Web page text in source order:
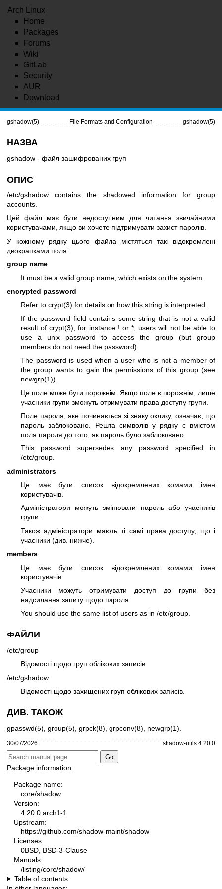
Arch Linux
Home
Packages
Forums
Wiki
GitLab
Security
AUR
Download
gshadow(5) File Formats and Configuration gshadow(5)
НАЗВА
gshadow - файл зашифрованих груп
ОПИС
/etc/gshadow contains the shadowed information for group
accounts.
Цей файл має бути недоступним для читання звичайними
користувачами, якщо ви хочете підтримувати захист паролів.
У кожному рядку цього файла містяться такі відокремлені
двокрапками поля:
group name
It must be a valid group name, which exists on the system.
encrypted password
Refer to crypt(3) for details on how this string is interpreted.
If the password field contains some string that is not a valid
result ofcrypt(3) , for instance ! or *, users will not be able to
use a unix password to access the group (but group
members do not need the password).
The password is used when a user who is not a member of
the group wants to gain the permissions of this group (see
newgrp(1)).
Це поле може бути порожнім. Якщо поле є порожнім, лише
учасники групи зможуть отримувати права доступу групи.
Поле пароля, яке починається зі знаку оклику, означає, що
пароль заблоковано. Решта символів у рядку є вмістом
поля пароля до того, як пароль було заблоковано.
This password supersedes any password specified in
/etc/group.
administrators
Це має бути список відокремлених комами імен
користувачів.
Адміністратори можуть змінювати пароль або учасників
групи.
Також адміністратори мають ті самі права доступу, що і
учасники (див. нижче).
members
Це має бути список відокремлених комами імен
користувачів.
Учасники можуть отримувати доступ до групи без
надсилання запиту щодо пароля.
You should use the same list of users as in /etc/group.
ФАЙЛИ
/etc/group
Відомості щодо груп облікових записів.
/etc/gshadow
Відомості щодо захищених груп облікових записів.
ДИВ. ТАКОЖ
gpasswd(5) group(5) grpck(8) grpconv(8) newgrp(1)
30/07/2026 shadow-utils 4.20.0
Package information:
Package name:
core/shadow
Version:
4.20.0.arch1-1
Upstream:
https://github.com/shadow-maint/shadow
Licenses:
0BSD, BSD-3-Clause
Manuals:
/listing/core/shadow/
Table of contents